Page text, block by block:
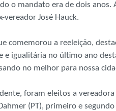
o mandato era de dois
vereador José Hauck.
comemorou a reeleição,
e igualitária no último ano
no melhor para nossa
foram eleitos a
(PT), primeiro e